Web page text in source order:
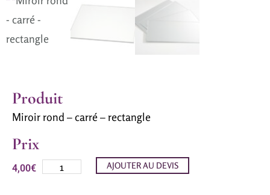
Produit
Miroir rond – carré – rectangle
Prix
4,00€ AJOUTER AU DEVIS